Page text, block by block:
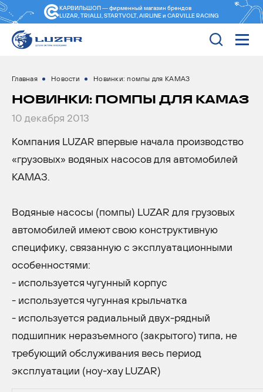
КАРВИЛЬШОП — фирменный магазин брендов
LUZAR, TRIALLI, STARTVOLT, AIRLINE и CARVILLE RACING
Главная Новости Новинки: помпы для КАМАЗ
НОВИНКИ: ПОМПЫ ДЛЯ КАМАЗ
10 декабря 2013
Компания LUZAR впервые начала производство
«грузовых» водяных насосов для автомобилей
КАМАЗ.
Водяные насосы (помпы) LUZAR для грузовых
автомобилей имеют свою конструктивную
специфику, связанную с эксплуатационными
особенностями:
- используется чугунный корпус
- используется чугунная крыльчатка
- используется радиальный двух-рядный
подшипник неразъемного (закрытого) типа, не
требующий обслуживания весь период
эксплуатации (ноу-хау LUZAR)